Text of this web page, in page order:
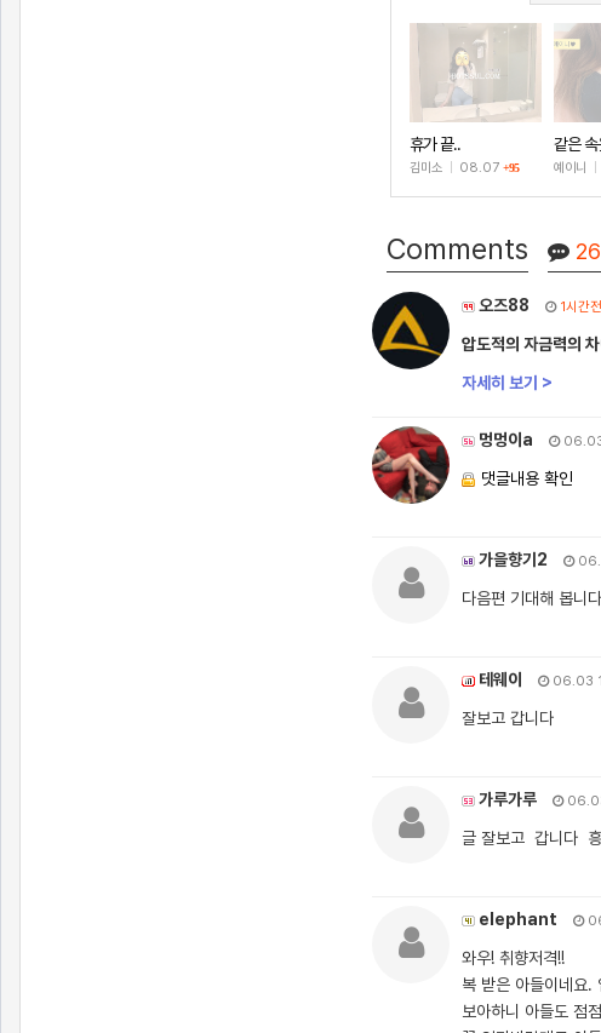
휴가 끝..
김미소 08.07 +95
같은 속
예이니
Comments
오즈88 1시간전
압도적의 자금력의
자세히 보기 >
멍멍이a
댓글내용 확인
가을향기2
다음편 기대해 봅니다
테웨이 06.03
잘보고 갑니다
가루가루
글 잘보고 갑니다
elephant
와우! 취향저격!!
복 받은 아들이네요.
보아하니 아들도 점